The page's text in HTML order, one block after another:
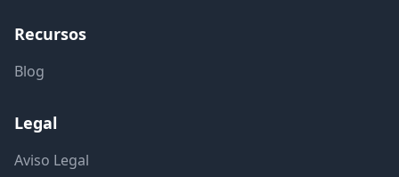
Recursos
Blog
Legal
Aviso Legal